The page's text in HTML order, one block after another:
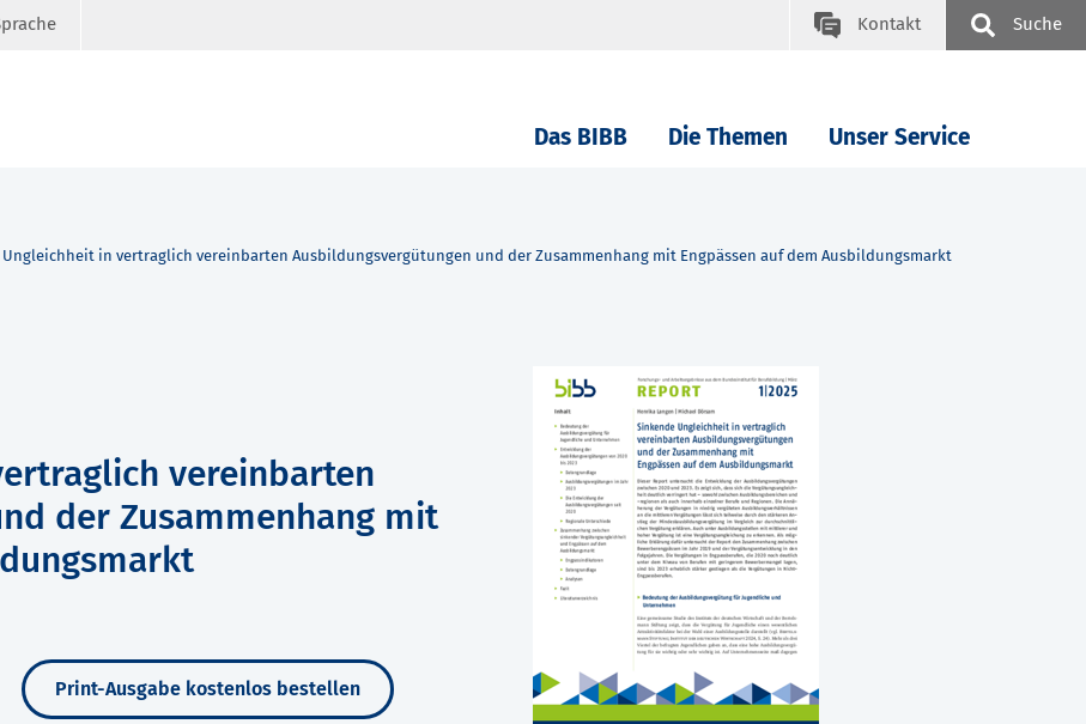
Kontakt Suche
Das BIBB Die Themen Unser Service
in vertraglich vereinbarten Ausbildungsvergütungen und der Zusammenhang mit Engpässen auf dem Ausbildungsmarkt
vereinbarten
der Zusammenhang mit
Print-Ausgabe kostenlos bestellen